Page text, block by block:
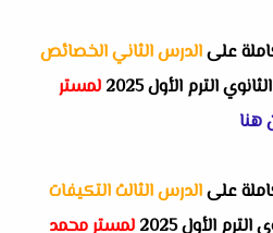
علىالدرس الثاني الخصائص
الترم الأول 2025
لمستر
هنا
علىالدرس الثالث التكيفات
الأول 2025
لمستر محمد